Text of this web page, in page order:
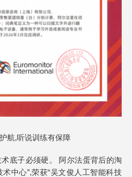
航,听说训练有保障
底子必须硬。 阿尔法蛋背后的淘
中心”,荣获“吴文俊人工智能科技